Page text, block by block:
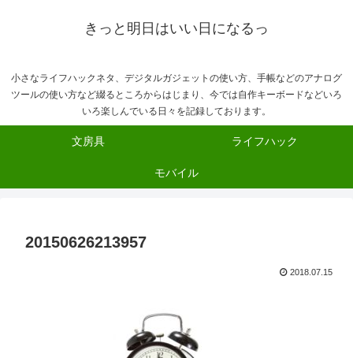
きっと明日はいい日になるっ
小さなライフハックネタ、デジタルガジェットの使い方、手帳などのアナログ
ツールの使い方など綴るところからはじまり、今では自作キーボードなどいろ
いろ楽しんでいる日々を記録しております。
文房具 ライフハック
モバイル
20150626213957
2018.07.15